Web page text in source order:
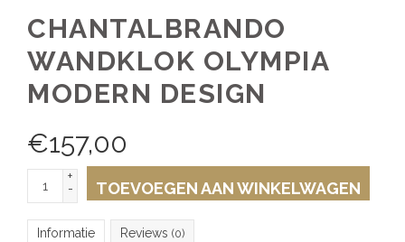
CHANTALBRANDO
WANDKLOK OLYMPIA
MODERN DESIGN
€157,00
+
-
TOEVOEGEN AAN WINKELWAGEN
Informatie Reviews (0)